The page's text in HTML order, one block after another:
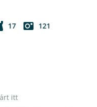
17 121
itt